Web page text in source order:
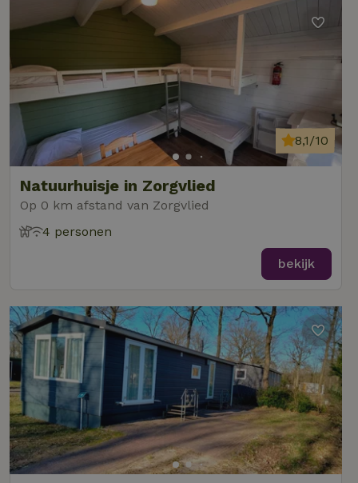
Natuurhuisje in Zorgvlied
Op 0 km afstand van Zorgvlied
8,1/10
4 personen
bekijk